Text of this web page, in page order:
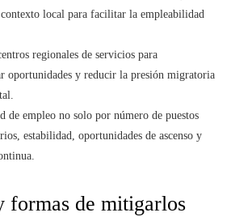
contexto local para facilitar la empleabilidad
regionales de servicios para
oportunidades y reducir la presión migratoria
de empleo no solo por número de puestos
estabilidad, oportunidades de ascenso y
formas de mitigarlos